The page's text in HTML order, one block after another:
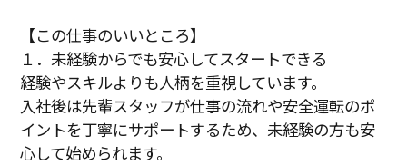
【この仕事のいいところ】
１．未経験からでも安心してスタートできる
経験やスキルよりも人柄を重視しています。
入社後は先輩スタッフが仕事の流れや安全運転のポ
イントを丁寧にサポートするため、未経験の方も安
心して始められます。